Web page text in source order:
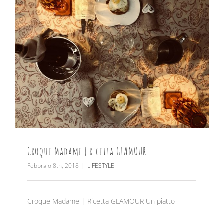
Croque Madame | ricetta GLAMOUR
Febbraio 8th, 2018 | LIFESTYLE
Croque Madame | Ricetta GLAMOUR Un piatto